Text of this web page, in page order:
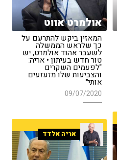
אולמרט אווט
המאזין ביקש להתרעם על
כך שלראש הממשלה
לשעבר אהוד אולמרט, יש
טור חדש בעיתון • אריה:
"לפעמים השקרים
והצביעות שלו מזעזעים
אותי"
09/07/2020
אריה אלדד